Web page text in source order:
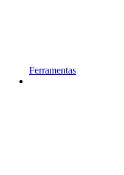
Ferramentas